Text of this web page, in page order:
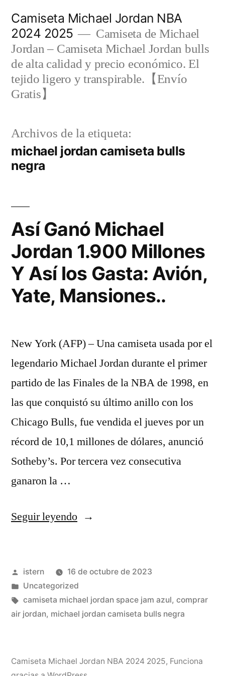
contenido
Camiseta Michael Jordan NBA
2024 2025
Camiseta de Michael
Jordan – Camiseta Michael Jordan bulls
de alta calidad y precio económico. El
tejido ligero y transpirable.【Envío
Gratis】
Archivos de la etiqueta:
michael jordan camiseta bulls
negra
Así Ganó Michael
Jordan 1.900 Millones
Y Así los Gasta: Avión,
Yate, Mansiones..
New York (AFP) – Una camiseta usada por el
legendario Michael Jordan durante el primer
partido de las Finales de la NBA de 1998, en
las que conquistó su último anillo con los
Chicago Bulls, fue vendida el jueves por un
récord de 10,1 millones de dólares, anunció
Sotheby’s. Por tercera vez consecutiva
ganaron la …
Seguir leyendo«Así
Jordan
1.900
Millones
los
Publicado
por
istern
16 de octubre de 2023
Publicado
en
Uncategorized
Etiquetas:
camiseta michael jordan space jam azul, comprar
air jordan, michael jordan camiseta bulls negra
Camiseta Michael Jordan NBA 2024 2025, Funciona